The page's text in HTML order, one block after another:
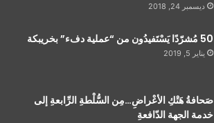
ديسمبر 24, 2018
50 مُشرّدًا يَسْتَفيدُون من “عملية دفء” بخريبكة
يناير 5, 2019
صَحافةُ هَتْكِ الأعْراضِ…مِن السُّلْطةِ الرِّابعةِ إلى
خدمة الجهة الدّافعةِ